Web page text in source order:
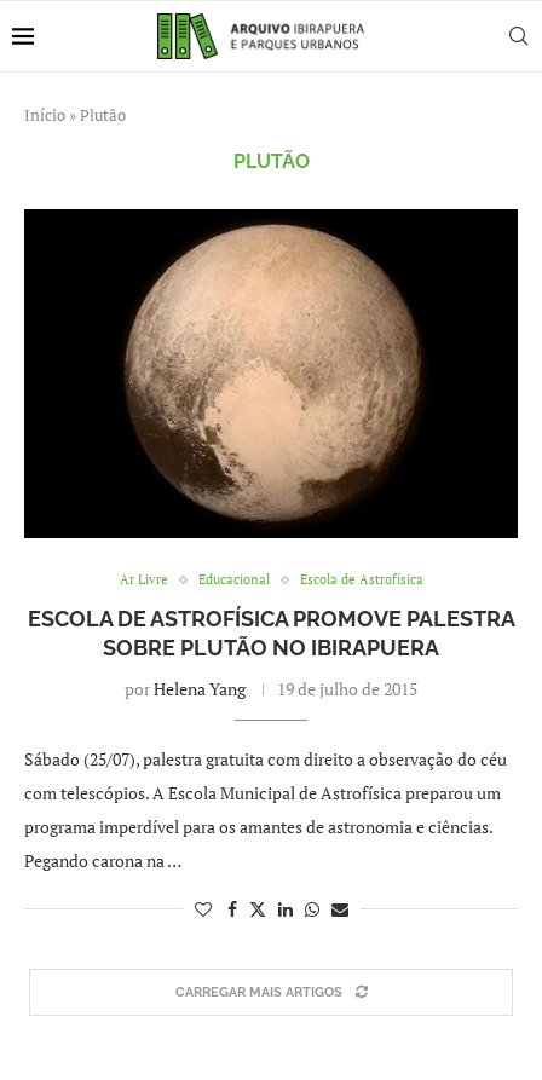
Início »Plutão
PLUTÃO
Ar Livre Educacional Escola de Astrofísica
ESCOLA DE ASTROFÍSICA PROMOVE PALESTRA
SOBRE PLUTÃO NO IBIRAPUERA
porHelena Yang 19 de julho de 2015
Sábado (25/07), palestra gratuita com direito a observação do céu
com telescópios. A Escola Municipal de Astrofísica preparou um
programa imperdível para os amantes de astronomia e ciências.
Pegando carona na …
CARREGAR MAIS ARTIGOS